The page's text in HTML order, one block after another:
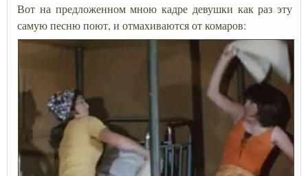
Вот на предложенном мною кадре девушки как раз эту
самую песню поют, и отмахиваются от комаров: